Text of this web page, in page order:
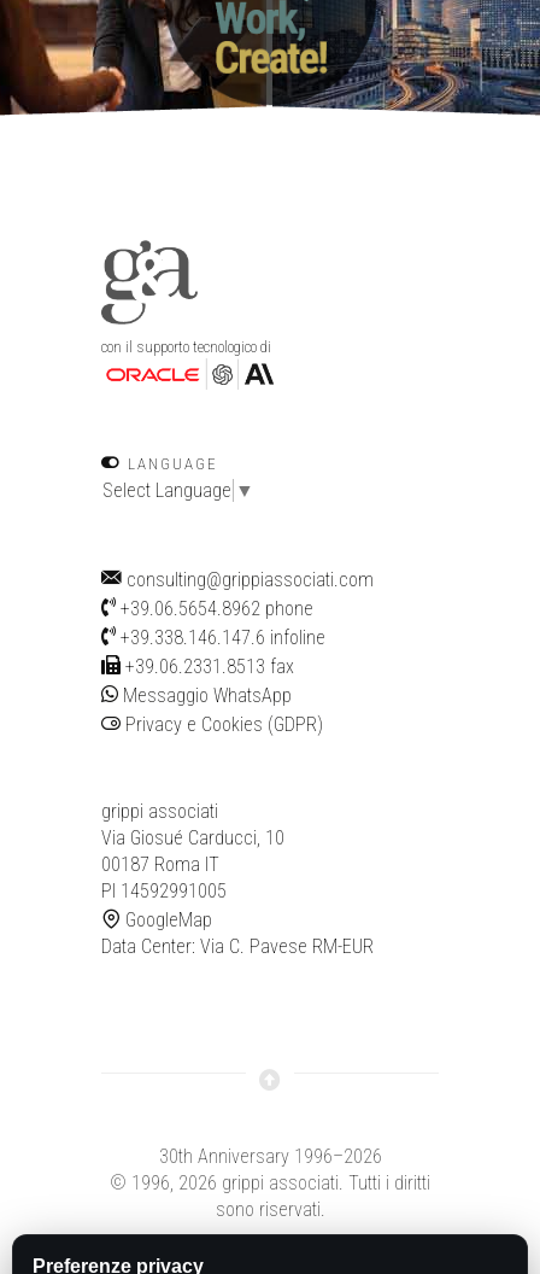
con il supporto tecnologico di
LANGUAGE
Select Language ▼
consulting@grippiassociati.com
+39.06.5654.8962 phone
+39.338.146.147.6 infoline
+39.06.2331.8513 fax
Messaggio WhatsApp
Privacy e Cookies (GDPR)
grippi associati
Via Giosué Carducci, 10
00187 Roma IT
PI 14592991005
GoogleMap
Data Center: Via C. Pavese RM-EUR
30th Anniversary 1996–2026
© 1996, 2026 grippi associati. Tutti i diritti
sono riservati.
Preferenze privacy